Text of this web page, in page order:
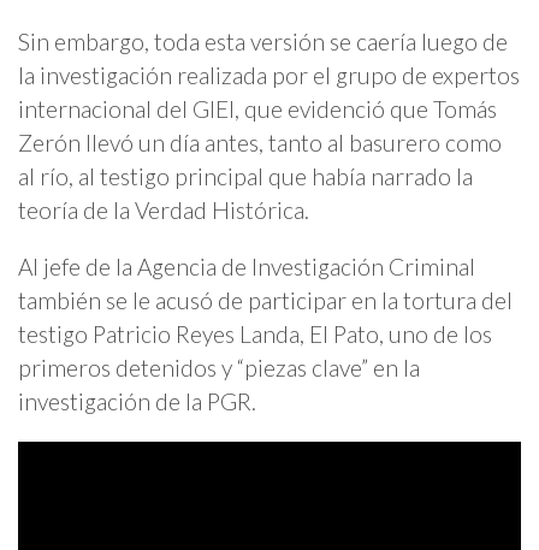
Sin embargo, toda esta versión se caería luego de
la investigación realizada por el grupo de expertos
internacional del GIEI, que evidenció que Tomás
Zerón llevó un día antes, tanto al basurero como
al río, al testigo principal que había narrado la
teoría de la Verdad Histórica.
Al jefe de la Agencia de Investigación Criminal
también se le acusó de participar en la tortura del
testigo Patricio Reyes Landa, El Pato, uno de los
primeros detenidos y “piezas clave” en la
investigación de la PGR.